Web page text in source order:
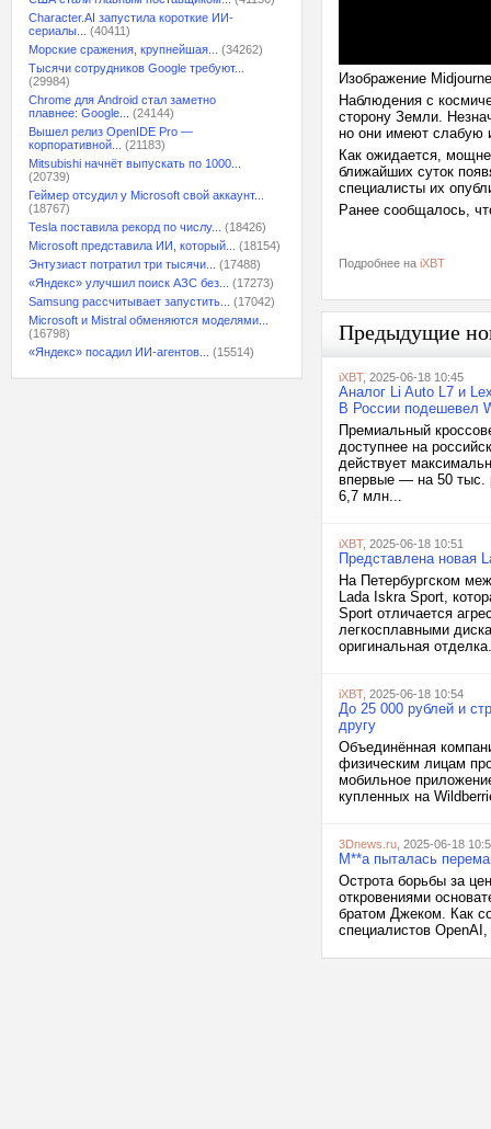
Character.AI запустила короткие ИИ-
сериалы...
(40411)
Морские сражения, крупнейшая...
(34262)
Тысячи сотрудников Google требуют...
(29984)
Chrome для Android стал заметно
плавнее: Google...
(24144)
Вышел релиз OpenIDE Pro —
корпоративной...
(21183)
Mitsubishi начнёт выпускать по 1000...
(20739)
Геймер отсудил у Microsoft свой аккаунт...
(18767)
Tesla поставила рекорд по числу...
(18426)
Microsoft представила ИИ, который...
(18154)
Энтузиаст потратил три тысячи...
(17488)
«Яндекс» улучшил поиск АЗС без...
(17273)
Samsung рассчитывает запустить...
(17042)
Microsoft и Mistral обменяются моделями...
(16798)
«Яндекс» посадил ИИ-агентов...
(15514)
Изображение
Наблюдения с
сторону Земли.
но они имеют слабую
Как ожидается,
ближайших суток
специалисты их
Ранее сообщалось,
Подробнее на iXBT
Предыдущие
iXBT, 2025-06-18 10:45
Аналог Li Auto L7 и
В России подешевел
Премиальный
доступнее на
действует
впервые — на 50 тыс.
6,7 млн...
iXBT, 2025-06-18 10:51
Представлена новая
На Петербургском
Lada Iskra Sport,
Sport отличается
легкосплавными
оригинальная
iXBT, 2025-06-18 10:54
До 25 000 рублей и
другу
Объединённая
физическим лицам
мобильное
купленных на
3Dnews.ru , 2025-06-18
M**a пыталась
Острота борьбы за
откровениями
братом Джеком. Как
специалистов